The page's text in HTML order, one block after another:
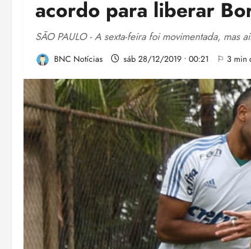
acordo para liberar
SÃO PAULO - A sexta-feira foi movimentada, mas
BNC Notícias sáb 28/12/2019 • 00:21 ⚐ 3 min